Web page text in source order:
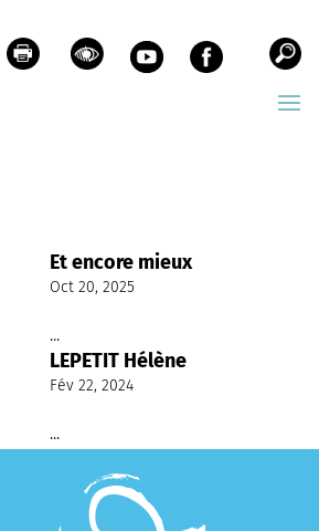
Et encore mieux
Oct 20, 2025
...
LEPETIT Hélène
Fév 22, 2024
...